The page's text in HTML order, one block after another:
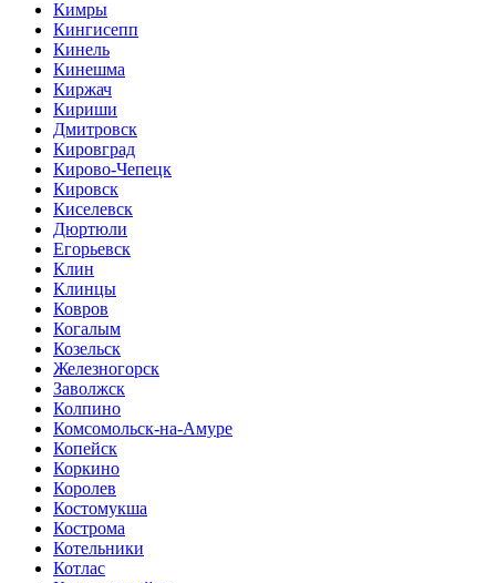
Кимры
Кингисепп
Кинель
Кинешма
Киржач
Кириши
Дмитровск
Кировград
Кирово-Чепецк
Кировск
Киселевск
Дюртюли
Егорьевск
Клин
Клинцы
Ковров
Когалым
Козельск
Железногорск
Заволжск
Колпино
Комсомольск-на-Амуре
Копейск
Коркино
Королев
Костомукша
Кострома
Котельники
Котлас